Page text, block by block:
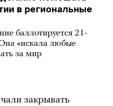
в региональные
баллотируется 21-
«искала любые
за мир
закрывать